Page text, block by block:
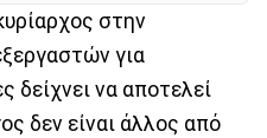
στην
για
δείχνει να αποτελεί
δεν είναι άλλος από